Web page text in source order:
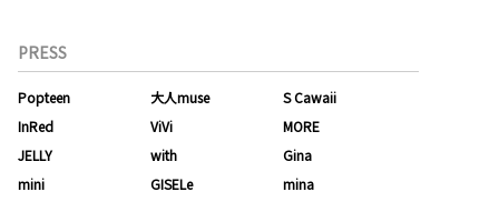
PRESS
Popteen 大人muse
S Cawaii
InRed
ViVi
MORE
JELLY
with
Gina
mini
GISELe
mina